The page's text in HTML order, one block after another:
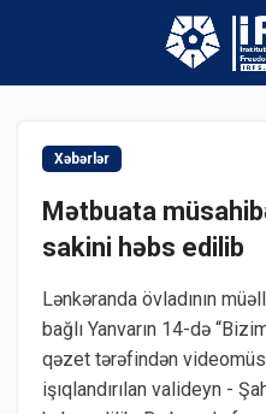
Xəbərlər
Mətbuata
sakini həbs edilib
Lənkəranda övladının
bağlı Yanvarın 14-də
qəzet tərəfindən
işıqlandırılan valideyn -